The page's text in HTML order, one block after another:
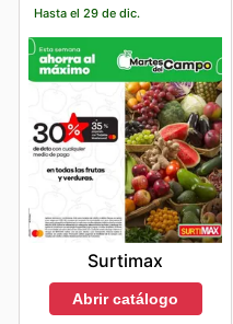
Hasta el 29 de dic.
Surtimax
Abrir catálogo